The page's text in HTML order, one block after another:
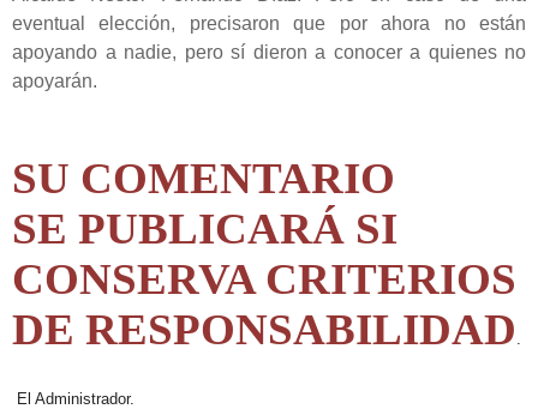
eventual elección, precisaron que por ahora no están
apoyando a nadie, pero sí dieron a conocer a quienes no
apoyarán.
SU COMENTARIO
SE PUBLICARÁ SI
CONSERVA CRITERIOS
DE RESPONSABILIDAD
El Administrador.